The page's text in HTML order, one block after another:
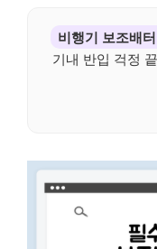
비행기 보조배
기내 반입 걱정